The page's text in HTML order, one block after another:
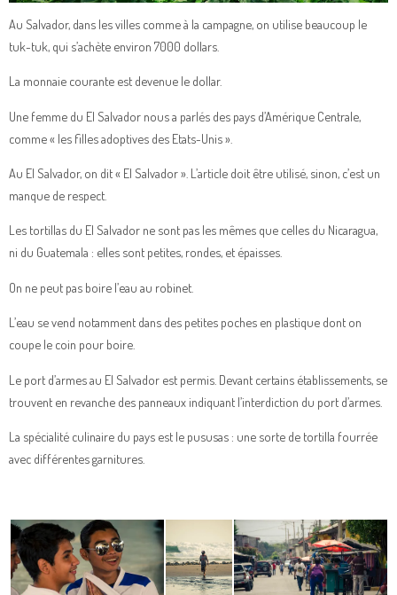
Au Salvador, dans les villes comme à la campagne, on utilise beaucoup le
tuk-tuk, qui s’achète environ 7000 dollars.
La monnaie courante est devenue le dollar.
Une femme du El Salvador nous a parlés des pays d’Amérique Centrale,
comme « les filles adoptives des Etats-Unis ».
Au El Salvador, on dit « El Salvador ». L’article doit être utilisé, sinon, c’est un
manque de respect.
Les tortillas du El Salvador ne sont pas les mêmes que celles du Nicaragua,
ni du Guatemala : elles sont petites, rondes, et épaisses.
On ne peut pas boire l’eau au robinet.
L’eau se vend notamment dans des petites poches en plastique dont on
coupe le coin pour boire.
Le port d’armes au El Salvador est permis. Devant certains établissements, se
trouvent en revanche des panneaux indiquant l’interdiction du port d’armes.
La spécialité culinaire du pays est le pususas : une sorte de tortilla fourrée
avec différentes garnitures.